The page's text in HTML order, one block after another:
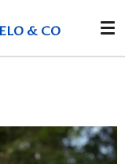
& CO